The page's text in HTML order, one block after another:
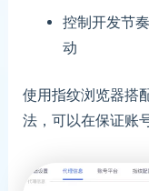
控制开发节
动
使用指纹浏览器搭
法，可以在保证账